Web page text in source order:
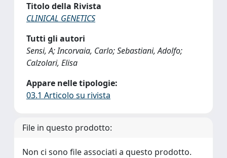
Titolo della Rivista
CLINICAL GENETICS
Tutti gli autori
Sensi, A; Incorvaia, Carlo; Sebastiani, Adolfo;
Calzolari, Elisa
Appare nelle tipologie:
03.1 Articolo su rivista
File in questo prodotto:
Non ci sono file associati a questo prodotto.